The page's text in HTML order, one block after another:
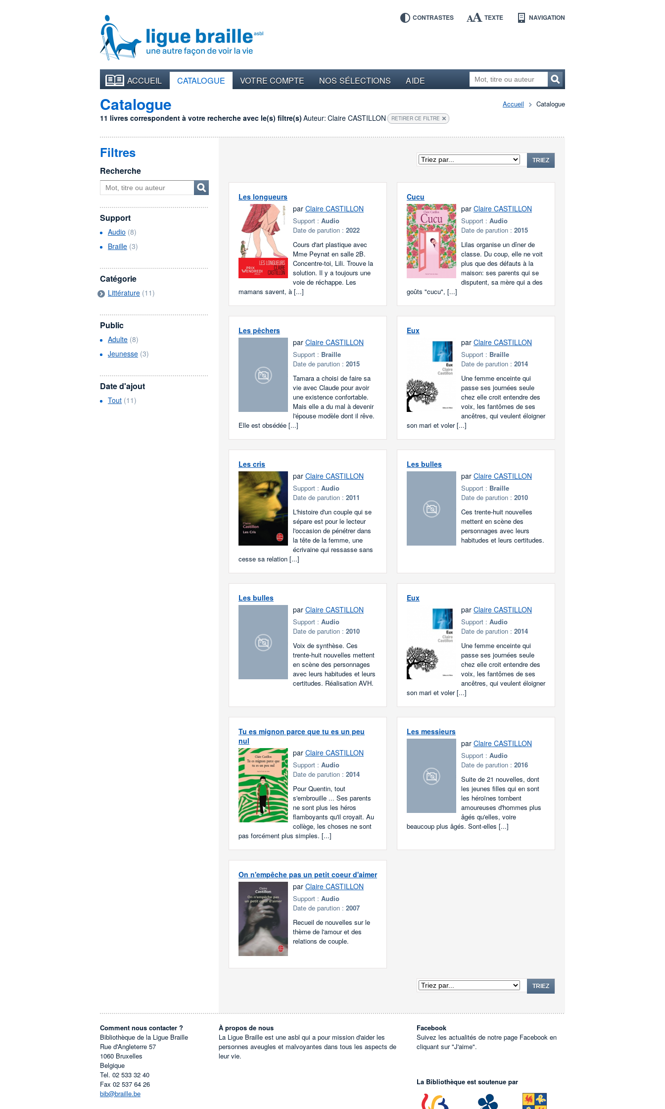
CONTRASTES TEXTE NAVIGATION
ACCUEIL CATALOGUE VOTRE COMPTE NOS SÉLECTIONS AIDE
Accueil Catalogue
Catalogue
11 livres correspondent à votre recherche avec le(s) filtre(s) Auteur: Claire CASTILLON RETIRER CE FILTRE
TRIEZ
Les longueurs
parClaire CASTILLON
Support :Audio
Date de parution :2022
Cours d'art plastique avec
Mme Peynat en salle 2B.
Concentre-toi, Lili. Trouve la
solution. Il y a toujours une
voie de réchappe. Les
mamans savent, à [...]
Cucu
par Claire CASTILLON
Support : Audio
Date de parution : 2015
Lilas organise un dîner de
classe. Du coup, elle ne voit
plus que des défauts à la
maison: ses parents qui se
disputent, sa mère qui a des
goûts "cucu", [...]
Les pêchers
parClaire CASTILLON
Support : Braille
Date de parution :2015
Tamara a choisi de faire sa
vie avec Claude pour avoir
une existence confortable.
Mais elle a du mal à devenir
l'épouse modèle dont il rêve.
Elle est obsédée [...]
Eux
par Claire CASTILLON
Support : Braille
Date de parution : 2014
Une femme enceinte qui
passe ses journées seule
chez elle croit entendre des
voix, les fantômes de ses
ancêtres, qui veulent éloigner
son mari et voler [...]
Les cris
parClaire CASTILLON
Support :Audio
Date de parution :2011
L'histoire d'un couple qui se
sépare est pour le lecteur
l'occasion de pénétrer dans
la tête de la femme, une
écrivaine qui ressasse sans
cesse sa relation [...]
Les bulles
par Claire CASTILLON
Support : Braille
Date de parution : 2010
Ces trente-huit nouvelles
mettent en scène des
personnages avec leurs
habitudes et leurs certitudes.
Les bulles
parClaire CASTILLON
Support :Audio
Date de parution :2010
Voix de synthèse. Ces
trente-huit nouvelles mettent
en scène des personnages
avec leurs habitudes et leurs
certitudes. Réalisation AVH.
Eux
par Claire CASTILLON
Support : Audio
Date de parution : 2014
Une femme enceinte qui
passe ses journées seule
chez elle croit entendre des
voix, les fantômes de ses
ancêtres, qui veulent éloigner
son mari et voler [...]
Tu es mignon parce que tu es un peu
nul
parClaire CASTILLON
Support :Audio
Date de parution :2014
Pour Quentin, tout
s'embrouille ... Ses parents
ne sont plus les héros
flamboyants qu'il croyait. Au
collège, les choses ne sont
pas forcément plus simples. [...]
Les messieurs
par Claire CASTILLON
Support : Audio
Date de parution : 2016
Suite de 21 nouvelles, dont
les jeunes filles qui en sont
les héroïnes tombent
amoureuses d'hommes plus
âgés qu'elles, voire
beaucoup plus âgés. Sont-elles [...]
On n'empêche pas un petit coeur d'aimer
parClaire CASTILLON
Support :Audio
Date de parution :2007
Recueil de nouvelles sur le
thème de l'amour et des
relations de couple.
TRIEZ
Filtres
Recherche
Support
Audio (8)
Braille (3)
Catégorie
Littérature (11)
Public
Adulte (8)
Jeunesse (3)
Date d'ajout
Tout (11)
Comment nous contacter ?
Bibliothèque de la Ligue Braille
Rue d'Angleterre 57
1060 Bruxelles
Belgique
Tel. 02 533 32 40
Fax 02 537 64 26
bib@braille.be
À propos de nous
La Ligue Braille est une asbl qui a pour mission d'aider les
personnes aveugles et malvoyantes dans tous les aspects de
leur vie.
Facebook
Suivez les actualités de notre page Facebook en
cliquant sur "J'aime".
La Bibliothèque est soutenue par